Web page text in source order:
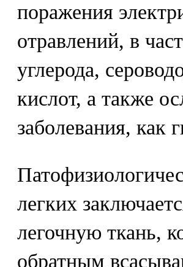
поражения
отравлений, в
углерода,
кислот, а также
заболевания, как
легких
легочную ткань,
обратным